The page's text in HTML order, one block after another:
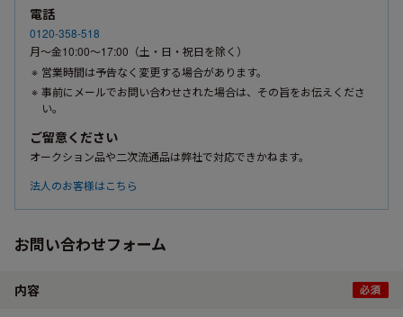
電話
0120-358-518
月〜金10:00〜17:00（土・日・祝日を除く）
営業時間は予告なく変更する場合があります。
事前にメールでお問い合わせされた場合は、その旨をお伝えくださ
い。
ご留意ください
オークション品や二次流通品は弊社で対応できかねます。
法人のお客様はこちら
お問い合わせフォーム
内容